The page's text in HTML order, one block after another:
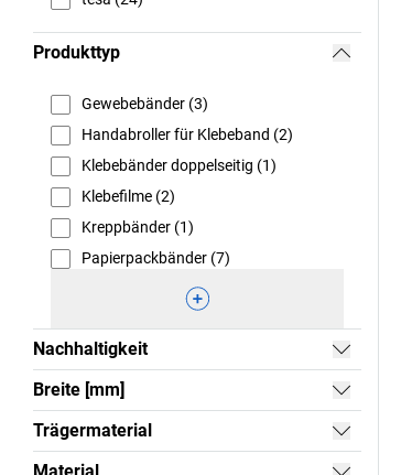
Produkttyp
Gewebebänder (3)
Handabroller für Klebeband (2)
Klebebänder doppelseitig (1)
Klebefilme (2)
Kreppbänder (1)
Papierpackbänder (7)
Nachhaltigkeit
Breite [mm]
Trägermaterial